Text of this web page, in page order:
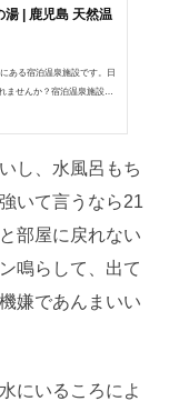
湯 | 鹿児島 天然温
ある宿泊温泉施設です。日
ませんか？宿泊温泉施設内
し、水風呂もち
いて言うなら21
部屋に戻れない
鳴らして、出て
嫌であんまいい
にいるころによ